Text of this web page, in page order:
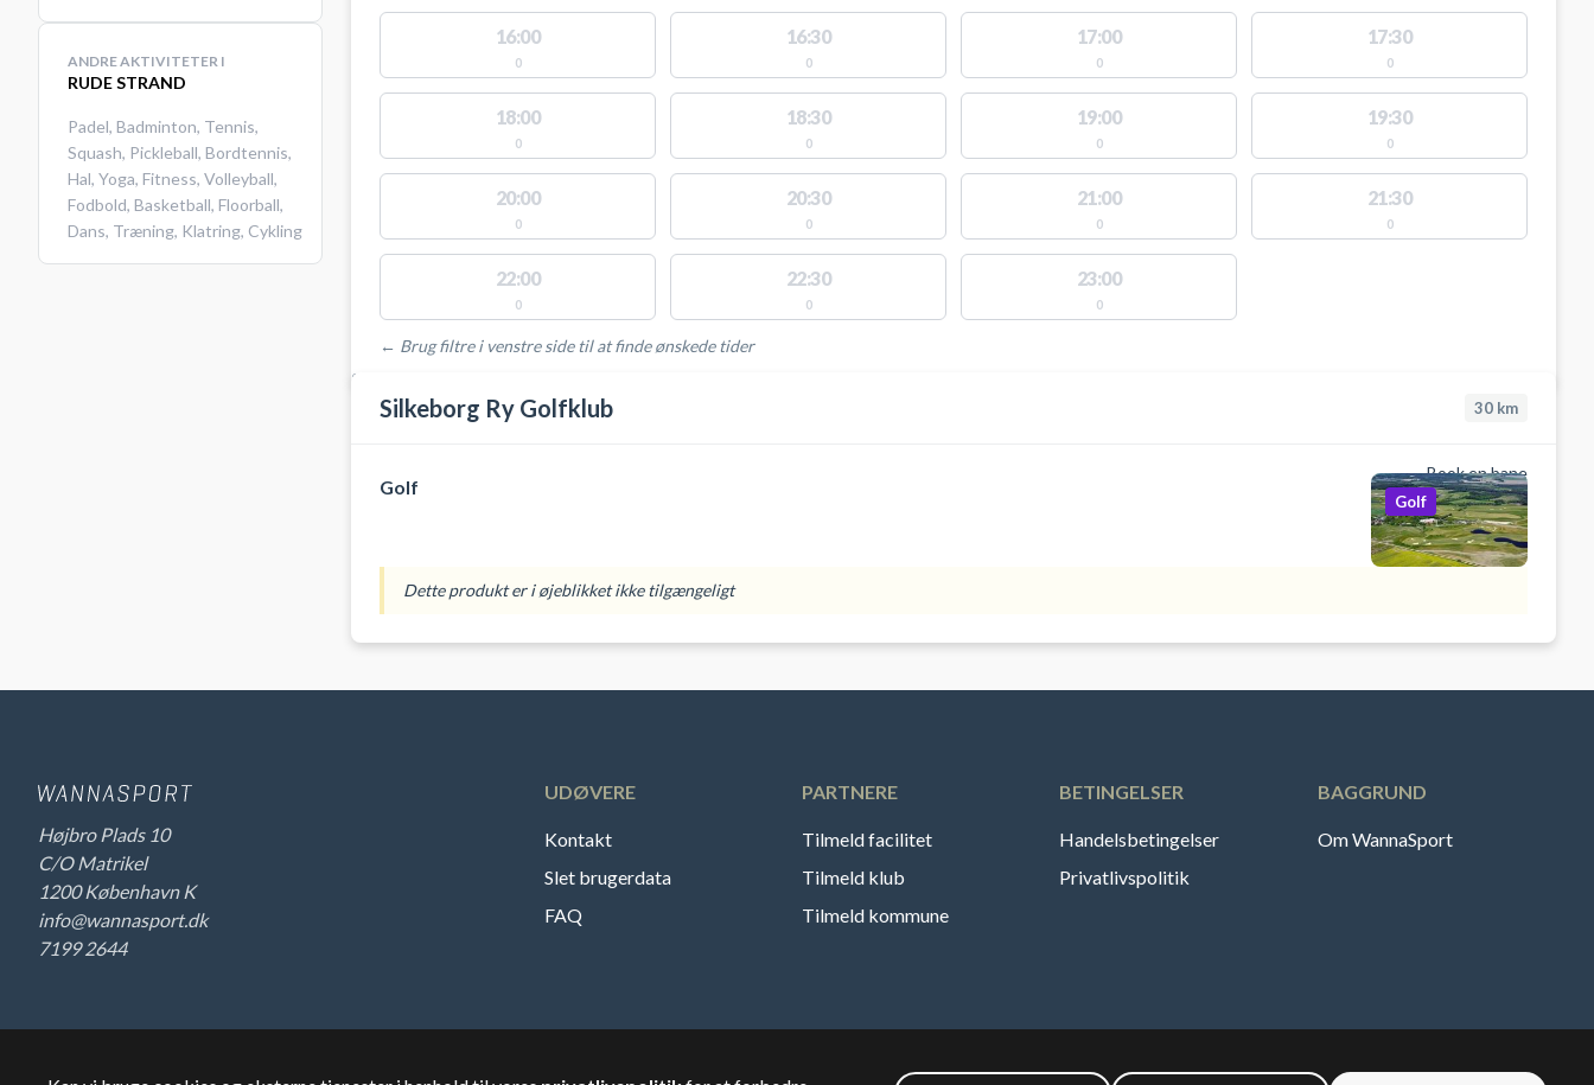
ANDRE AKTIVITETER I
RUDE STRAND
Padel, Badminton, Tennis,
Squash, Pickleball, Bordtennis,
Hal, Yoga, Fitness, Volleyball,
Fodbold, Basketball, Floorball,
Dans, Træning, Klatring, Cykling
16:00
0
16:30
0
17:00
0
17:30
0
18:00
0
18:30
0
19:00
0
19:30
0
20:00
0
20:30
0
21:00
0
21:30
0
22:00
0
22:30
0
23:00
0
← Brug filtre i venstre side til at finde ønskede tider
STEDER MED LEDIGE AKTIVITETER
Silkeborg Ry Golfklub 30 km
Book en bane
Golf
Golf
Dette produkt er i øjeblikket ikke tilgængeligt
Højbro Plads 10
C/O Matrikel
1200 København K
info@wannasport.dk
7199 2644
UDØVERE
Kontakt
Slet brugerdata
FAQ
PARTNERE
Tilmeld facilitet
Tilmeld klub
Tilmeld kommune
BETINGELSER
Handelsbetingelser
Privatlivspolitik
BAGGRUND
Om WannaSport